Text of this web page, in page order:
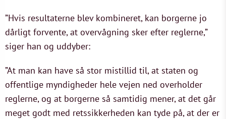
”Hvis resultaterne blev kombineret, kan borgerne jo
dårligt forvente, at overvågning sker efter reglerne,”
siger han og uddyber:
”At man kan have så stor mistillid til, at staten og
offentlige myndigheder hele vejen ned overholder
reglerne, og at borgerne så samtidig mener, at det går
meget godt med retssikkerheden kan tyde på, at der er